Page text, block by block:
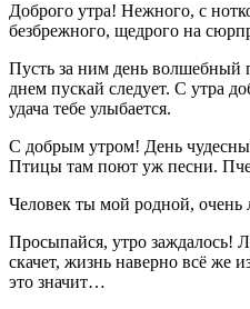
Доброго утра! Нежного, с
безбрежного, щедрого на
Пусть за ним день волшебный
днем пускай следует. С утра
удача тебе улыбается.
С добрым утром! День
Птицы там поют уж песни.
Человек ты мой родной,
Просыпайся, утро заждалось!
скачет, жизнь наверно всё же
это значит…